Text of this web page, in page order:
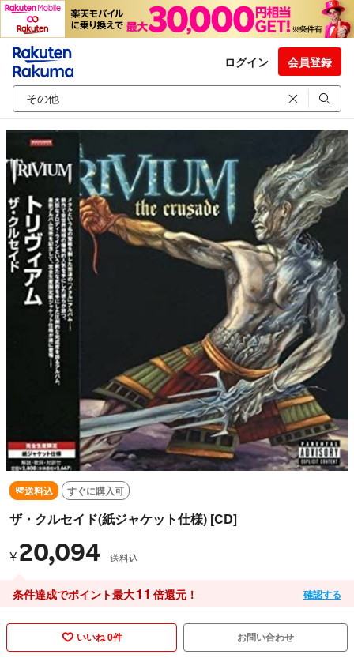
ログイン 会員登録
送料込 すぐに購入可
ザ・クルセイド(紙ジャケット仕様) [CD]
¥ 20,094 送料込
条件達成でポイント最大11 倍還元！ 確認する
いいね 0件 お問い合わせ